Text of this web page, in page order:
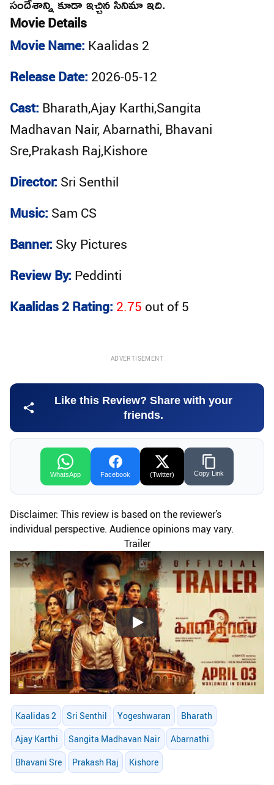
Movie Details
Movie Name: Kaalidas 2
Release Date: 2026-05-12
Cast: Bharath,Ajay Karthi,Sangita
Madhavan Nair, Abarnathi, Bhavani
Sre,Prakash Raj,Kishore
Director: Sri Senthil
Music: Sam CS
Banner: Sky Pictures
Review By: Peddinti
Kaalidas 2 Rating: 2.75 out of5
ADVERTISEMENT
Like this Review? Share with your
friends.
WhatsApp Facebook (Twitter) Copy Link
Disclaimer: This review is based on the reviewer’s
individual perspective. Audience opinions may vary.
Trailer
Play
Kaalidas 2 Sri Senthil Yogeshwaran Bharath
Ajay Karthi Sangita Madhavan Nair Abarnathi
Bhavani Sre Prakash Raj Kishore